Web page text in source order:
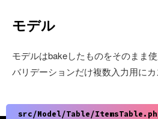
モデル
モデルはbakeしたものをそのまま使
バリデーションだけ複数入力用にカ
src/Model/Table/